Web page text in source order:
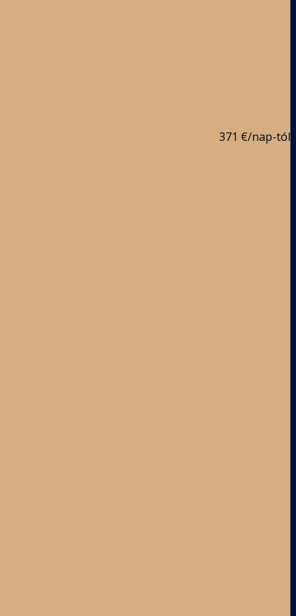
371 €/nap-tól